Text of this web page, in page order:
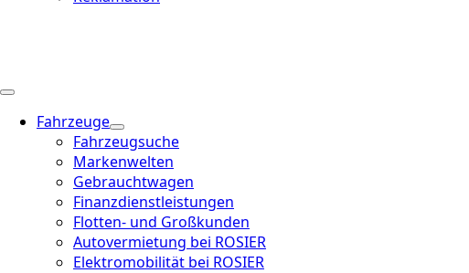
Fahrzeuge
Fahrzeugsuche
Markenwelten
Gebrauchtwagen
Finanzdienstleistungen
Flotten- und Großkunden
Autovermietung bei ROSIER
Elektromobilität bei ROSIER